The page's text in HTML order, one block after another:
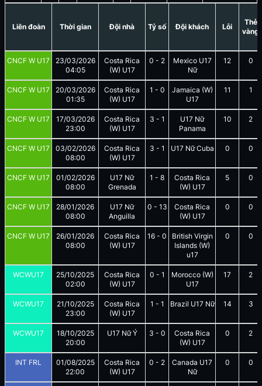
Liên đoàn Thời gian Đội nhà Tỷ số Đội khách Lỗi
Thẻ
vàng
CNCF W U17
23/03/2026
04:05
Costa Rica
(W) U17
0 - 2
Mexico U17
Nữ
12 0
CNCF W U17
20/03/2026
01:35
Costa Rica
(W) U17
1 - 0
Jamaica (W)
U17
11 1
CNCF W U17
17/03/2026
23:00
Costa Rica
(W) U17
3 - 1
U17 Nữ
Panama
10 2
CNCF W U17
03/02/2026
08:00
Costa Rica
(W) U17
3 - 1 U17 Nữ Cuba 0 0
CNCF W U17
01/02/2026
08:00
U17 Nữ
Grenada
1 - 8
Costa Rica
(W) U17
5 0
CNCF W U17
28/01/2026
08:00
U17 Nữ
Anguilla
0 - 13
Costa Rica
(W) U17
0 0
CNCF W U17
26/01/2026
08:00
Costa Rica
(W) U17
16 - 0
British Virgin
Islands (W)
u17
0 0
WCWU17
25/10/2025
02:00
Costa Rica
(W) U17
0 - 1
Morocco (W)
U17
17 2
WCWU17
21/10/2025
23:00
Costa Rica
(W) U17
1 - 1 Brazil U17 Nữ 14 3
WCWU17
18/10/2025
20:00
U17 Nữ Ý 3 - 0
Costa Rica
(W) U17
0 2
INT FRL
01/08/2025
22:00
Costa Rica
(W) U17
0 - 2
Canada U17
Nữ
0 0